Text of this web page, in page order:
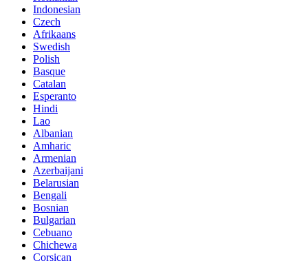
Indonesian
Czech
Afrikaans
Swedish
Polish
Basque
Catalan
Esperanto
Hindi
Lao
Albanian
Amharic
Armenian
Azerbaijani
Belarusian
Bengali
Bosnian
Bulgarian
Cebuano
Chichewa
Corsican